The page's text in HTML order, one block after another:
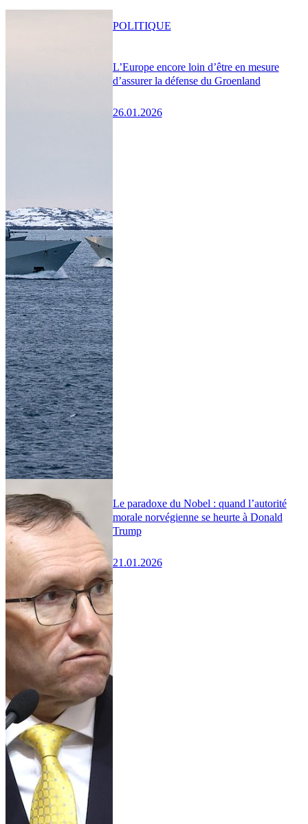
L’Europe encore loin d’être en mesure
d’assurer la défense du Groenland
26.01.2026
POLITIQUE
Le paradoxe du Nobel : quand l’autorité
morale norvégienne se heurte à Donald
Trump
21.01.2026